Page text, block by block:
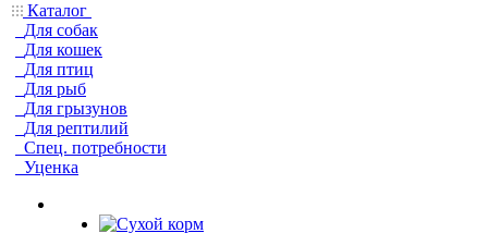
Каталог
Для собак
Для кошек
Для птиц
Для рыб
Для грызунов
Для рептилий
Спец. потребности
Уценка